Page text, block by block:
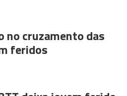
no cruzamento das
feridos